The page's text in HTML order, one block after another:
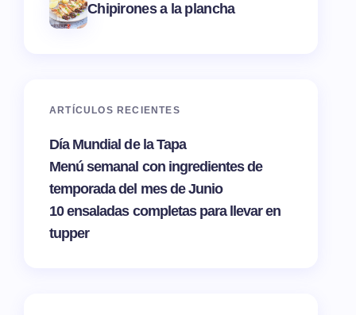
Chipirones a la plancha
ARTÍCULOS RECIENTES
Día Mundial de la Tapa
Menú semanal con ingredientes de
temporada del mes de Junio
10 ensaladas completas para llevar en
tupper